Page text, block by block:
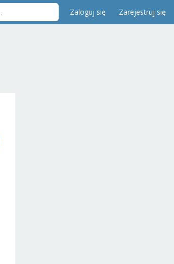
Zaloguj się Zarejestruj się